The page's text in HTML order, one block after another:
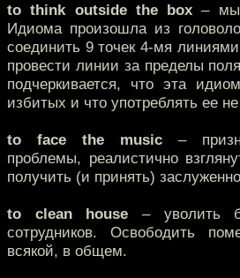
to think outside the box –
Идиома произошла из
соединить 9 точек 4-мя
провести линии за пределы
подчеркивается, что эта
избитых и что употреблять ее
to face the music –
проблемы, реалистично
получить (и принять)
to clean house – уволить
сотрудников. Освободить
всякой, в общем.